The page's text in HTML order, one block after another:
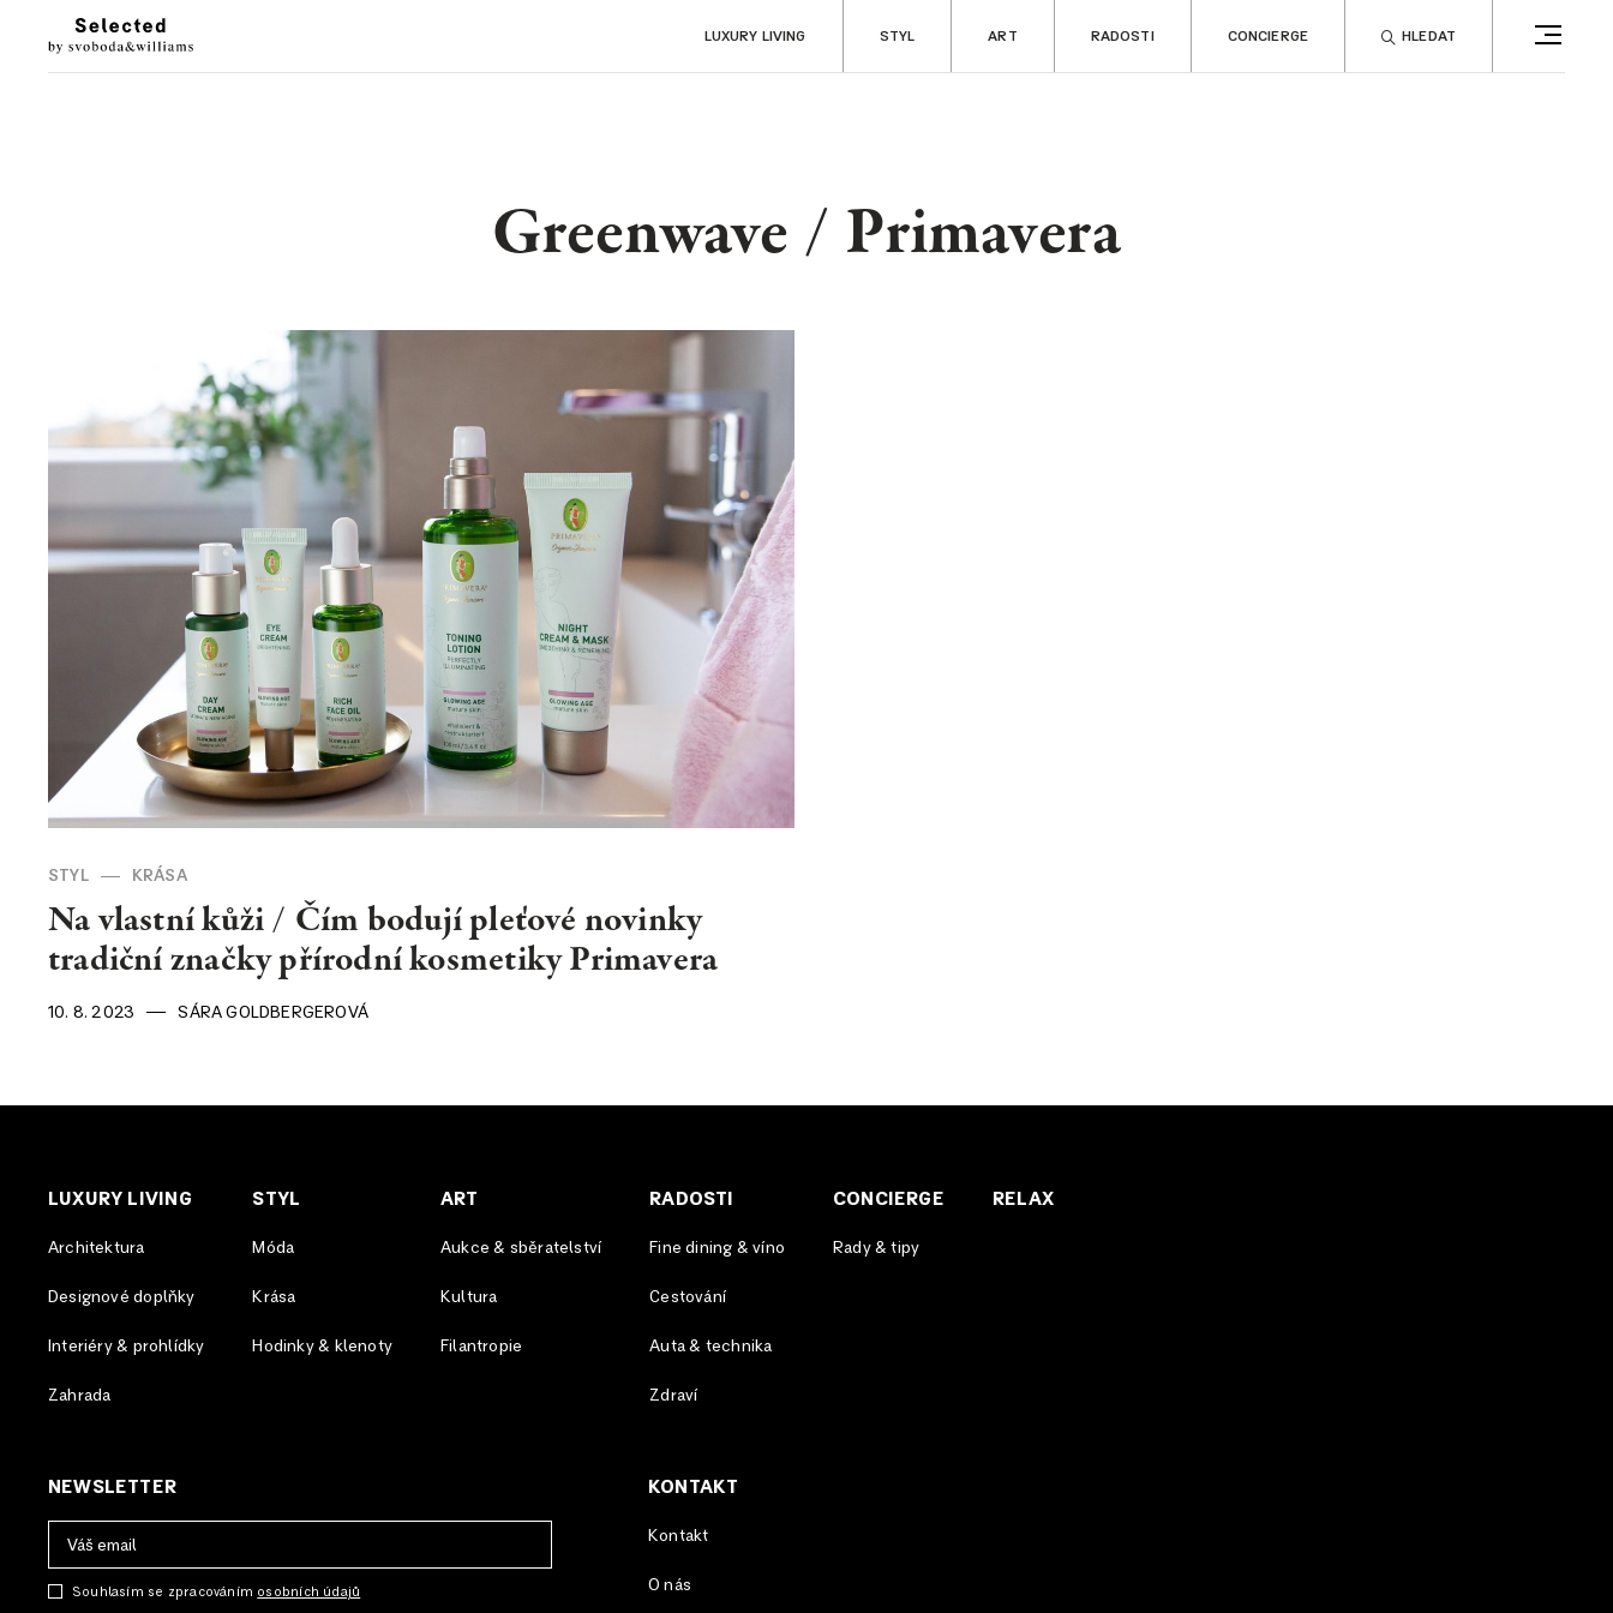
Designové doplňky
Interiéry & prohlídky
Móda
Hodinky & klenoty
Aukce & sběratelství
Filantropie
KONTAKT
Kontakt
O nás
LUXURY LIVING STYL ART RADOSTI CONCIERGE HLEDAT
Greenwave / Primavera
STYL KRÁSA
Na vlastní kůži / Čím bodují pleťové novinky
tradiční značky přírodní kosmetiky Primavera
10. 8. 2023 SÁRA GOLDBERGEROVÁ
LUXURY LIVING
Architektura
Designové doplňky
Interiéry & prohlídky
Zahrada
STYL
Móda
Krása
Hodinky & klenoty
ART
Aukce & sběratelství
Kultura
Filantropie
RADOSTI
Fine dining & víno
Cestování
Auta & technika
Zdraví
CONCIERGE
Rady & tipy
RELAX
NEWSLETTER
Souhlasím se zpracováním osobních údajů
KONTAKT
Kontakt
O nás